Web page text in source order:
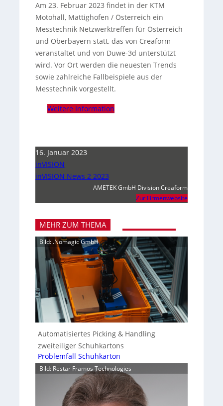
Am 23. Februar 2023 findet in der KTM
Motohall, Mattighofen / Österreich ein
Messtechnik Netzwerktreffen für Österreich
und Oberbayern statt, das von Creaform
veranstaltet und von Duwe-3d unterstützt
wird. Vor Ort werden die neuesten Trends
sowie zahlreiche Fallbeispiele aus der
Messtechnik vorgestellt.
Weitere Information
16. Januar 2023
inVISION
inVISION News 2 2023
AMETEK GmbH Division Creaform
Zur Firmenwebsite
MEHR ZUM THEMA
Bild: .Nomagic GmbH
Automatisiertes Picking & Handling
zweiteiliger Schuhkartons
Problemfall Schuhkarton
Bild: Restar Framos Technologies